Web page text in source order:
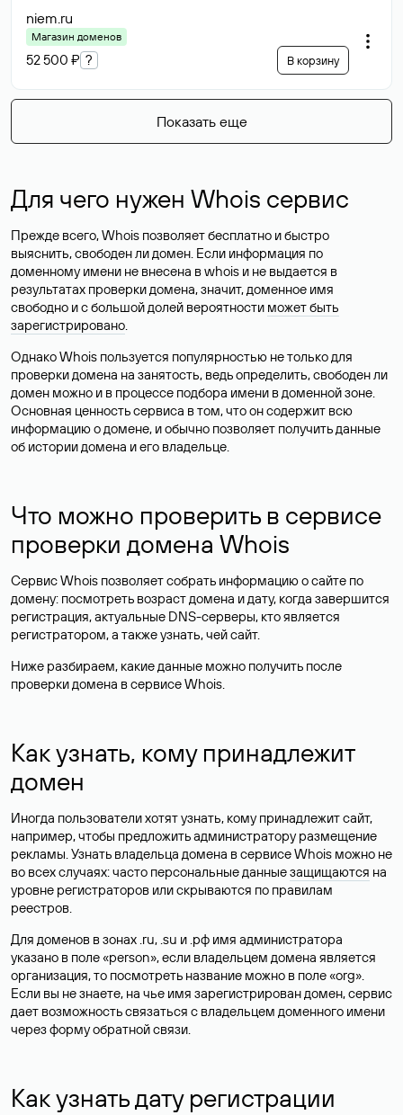
niem.ru
Магазин доменов
52 500 ₽ ? В корзину
Показать еще
Для чего нужен Whois сервис
Прежде всего, Whois позволяет бесплатно и быстро
выяснить, свободен ли домен. Если информация по
доменному имени не внесена в whois и не выдается в
результатах проверки домена, значит, доменное имя
свободно и с большой долей вероятности может быть
зарегистрировано.
Однако Whois пользуется популярностью не только для
проверки домена на занятость, ведь определить, свободен ли
домен можно и в процессе подбора имени в доменной зоне.
Основная ценность сервиса в том, что он содержит всю
информацию о домене, и обычно позволяет получить данные
об истории домена и его владельце.
Что можно проверить в сервисе
проверки домена Whois
Сервис Whois позволяет собрать информацию о сайте по
домену: посмотреть возраст домена и дату, когда завершится
регистрация, актуальные DNS-серверы, кто является
регистратором, а также узнать, чей сайт.
Ниже разбираем, какие данные можно получить после
проверки домена в сервисе Whois.
Как узнать, кому принадлежит
домен
Иногда пользователи хотят узнать, кому принадлежит сайт,
например, чтобы предложить администратору размещение
рекламы. Узнать владельца домена в сервисе Whois можно не
во всех случаях: часто персональные данныезащищаются на
уровне регистраторов или скрываются по правилам
реестров.
Для доменов в зонах .ru, .su и .рф имя администратора
указано в поле «person», если владельцем домена является
организация, то посмотреть название можно в поле «org».
Если вы не знаете, на чье имя зарегистрирован домен, сервис
дает возможность связаться с владельцем доменного имени
через форму обратной связи.
Как узнать дату регистрации